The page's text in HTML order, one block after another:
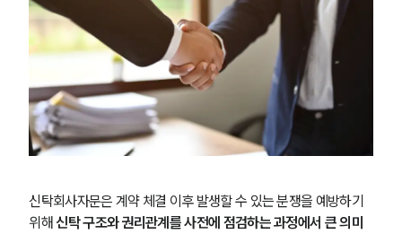
신탁회사자문은 계약 체결 이후 발생할 수 있는 분쟁을 예방하기
위해 신탁 구조와 권리관계를 사전에 점검하는 과정에서 큰 의미